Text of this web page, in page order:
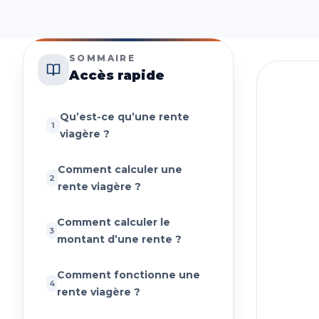
SOMMAIRE
Accès rapide
1
Qu’est-ce qu’une rente
viagère ?
2
Comment calculer une
rente viagère ?
3
Comment calculer le
montant d’une rente ?
4
Comment fonctionne une
rente viagère ?